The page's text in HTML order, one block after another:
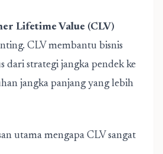
Lifetime Value (CLV)
CLV membantu bisnis
dari strategi jangka pendek ke
jangka panjang yang lebih
utama mengapa CLV sangat